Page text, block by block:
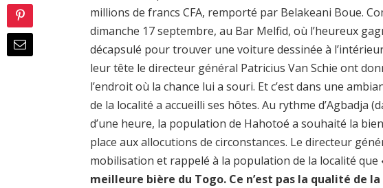
millions de francs CFA, remporté par Belakeani Boue.
dimanche 17 septembre, au Bar Melfid, où l’heureux
décapsulé pour trouver une voiture dessinée à
leur tête le directeur général Patricius Van Schie ont
l’endroit où la chance lui a souri. Et c’est dans une
de la localité a accueilli ses hôtes. Au rythme d’Agbadja
d’une heure, la population de Hahotoé a souhaité la
place aux allocutions de circonstances. Le directeur
mobilisation et rappelé à la population de la localité que
meilleure bière du Togo. Ce n’est pas la qualité de